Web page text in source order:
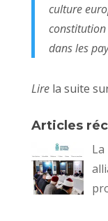
culture
dans les
Lirela suite
Articles